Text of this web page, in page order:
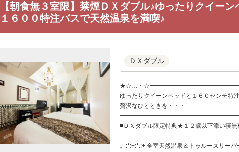
【朝食無３室限】禁煙ＤＸダブル♪ゆったりクイーン
１６００特注バスで天然温泉を満喫♪
ＤＸダブル
★☆…・
ゆったりクイーンベッドと１６０センチ特
贅沢なひとときを・・・
■ＤＸダブル限定特典★１２歳以下添い寝
。:*:+:*.:+ 全室天然温泉＆トゥルースリーパ